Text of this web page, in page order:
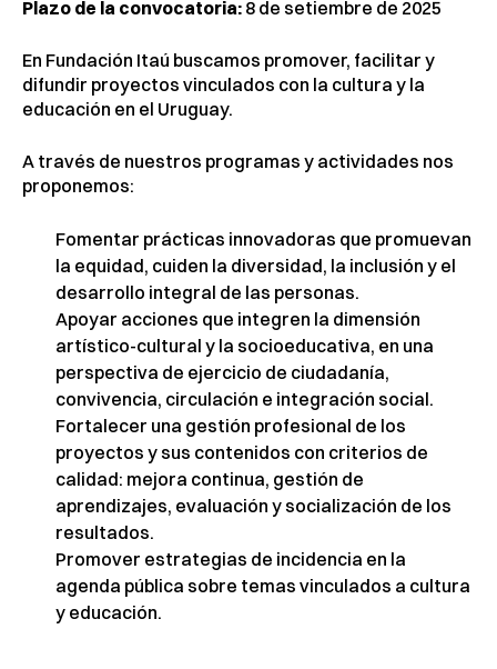
Plazo de la convocatoria: 8 de setiembre de 2025
En Fundación Itaú buscamos promover, facilitar y
difundir proyectos vinculados con la cultura y la
educación en el Uruguay.
A través de nuestros programas y actividades nos
proponemos:
Fomentar prácticas innovadoras que promuevan
la equidad, cuiden la diversidad, la inclusión y el
desarrollo integral de las personas.
Apoyar acciones que integren la dimensión
artístico-cultural y la socioeducativa, en una
perspectiva de ejercicio de ciudadanía,
convivencia, circulación e integración social.
Fortalecer una gestión profesional de los
proyectos y sus contenidos con criterios de
calidad: mejora continua, gestión de
aprendizajes, evaluación y socialización de los
resultados.
Promover estrategias de incidencia en la
agenda pública sobre temas vinculados a cultura
y educación.